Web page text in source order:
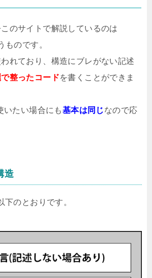
のサイトで解説しているのは
ものです。
れており、構造にブレがない記述
整ったコードを書くことができま
いたい場合にも基本は同じなので応
造
のとおりです。